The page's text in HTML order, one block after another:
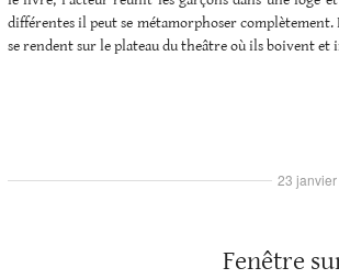
différentes il peut se métamorphoser
se rendent sur le plateau du theâtre où ils boivent et
Fenêtre
23